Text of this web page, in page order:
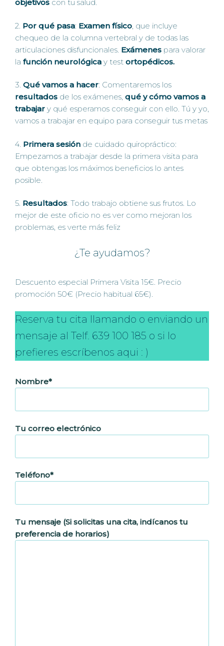
objetivos con tu salud.
2. Por qué pasa: Examen físico , que incluye
chequeo de la columna vertebral y de todas las
articulaciones disfuncionales. Exámenes para valorar
la función neurológica y test ortopédicos.
3. Qué vamos a hacer: Comentaremos los
resultados de los exámenes, qué y cómo vamos a
trabajar y qué esperamos conseguir con ello. Tú y yo,
vamos a trabajar en equipo para conseguir tus metas
4. Primera sesión de cuidado quiropráctico:
Empezamos a trabajar desde la primera visita para
que obtengas los máximos beneficios lo antes
posible.
5. Resultados: Todo trabajo obtiene sus frutos. Lo
mejor de este oficio no es ver como mejoran los
problemas, es verte más feliz
¿Te ayudamos?
Descuento especial Primera Visita 15€. Precio
promoción 50€ (Precio habitual 65€).
Reserva tu cita llamando o enviando un
mensaje al Telf. 639 100 185 o si lo
prefieres escríbenos aqui : )
Nombre*
Tu correo electrónico
Teléfono*
Tu mensaje (Si solicitas una cita, indícanos tu
preferencia de horarios)